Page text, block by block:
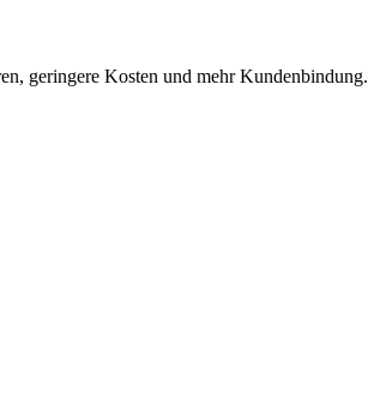
geringere Kosten und mehr Kundenbindung.